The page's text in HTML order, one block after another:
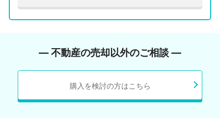
― 不動産の売却以外のご相談 ―
購入を検討の方はこちら